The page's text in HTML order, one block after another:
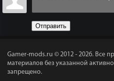
Отправить
Gamer-mods.ru © 2012 - 2026. Все
материалов без указанной
запрещено.